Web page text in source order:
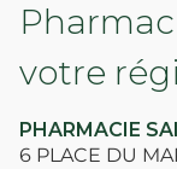
votre
PHARMACIE
6 PLACE DU